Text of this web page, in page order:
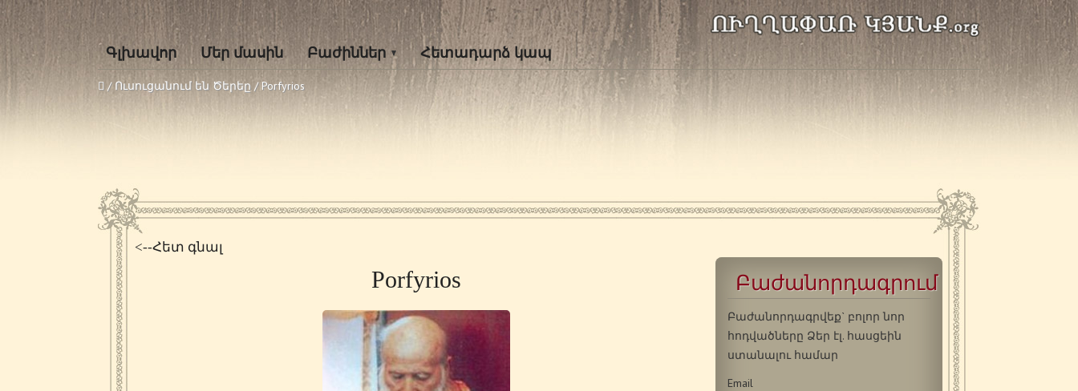
Գլխավոր Մեր մասին Բաժիններ Հետադարձ կապ
/ Ուսուցանում են Ծերեը /Porfyrios
<--Հետ գնալ
Porfyrios Բաժանորդագրում
Բաժանորդագրվեք` բոլոր նոր
հոդվածները Ձեր էլ. հասցեին
ստանալու համար
Email